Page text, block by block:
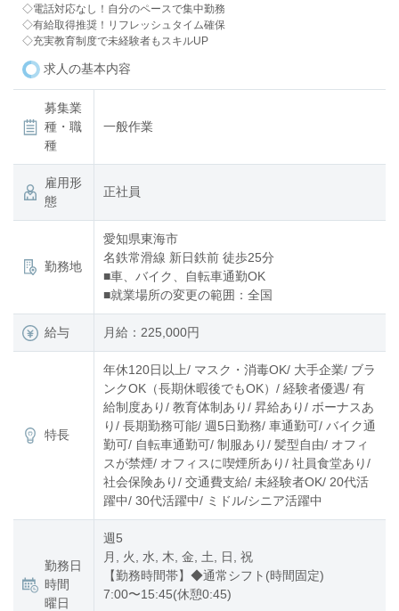
◇電話対応なし！自分のペースで集中勤務
◇有給取得推奨！リフレッシュタイム確保
◇充実教育制度で未経験者もスキルUP
求人の基本内容
募集業
種・職
種
一般作業
雇用形
態
正社員
勤務地
愛知県東海市
名鉄常滑線 新日鉄前 徒歩25分
■車、バイク、自転車通勤OK
■就業場所の変更の範囲：全国
給与 月給：225,000円
特長
年休120日以上/ マスク・消毒OK/ 大手企業/ ブラ
ンクOK（長期休暇後でもOK）/ 経験者優遇/ 有
給制度あり/ 教育体制あり/ 昇給あり/ ボーナスあ
り/ 長期勤務可能/ 週5日勤務/ 車通勤可/ バイク通
勤可/ 自転車通勤可/ 制服あり/ 髪型自由/ オフィ
スが禁煙/ オフィスに喫煙所あり/ 社員食堂あり/
社会保険あり/ 交通費支給/ 未経験者OK/ 20代活
躍中/ 30代活躍中/ ミドル/シニア活躍中
勤務日
時間
曜日
週5
月, 火, 水, 木, 金, 土, 日, 祝
【勤務時間帯】◆通常シフト(時間固定)
7:00〜15:45(休憩0:45)